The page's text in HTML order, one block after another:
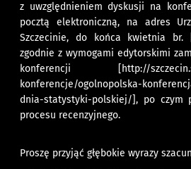
z uwzględnieniem dyskusji na
pocztą elektroniczną, na adres
Szczecinie, do końca kwietnia br.
zgodnie z wymogami edytorskimi
konferencji [http://
konferencje/ogolnopolska-
dnia-statystyki-polskiej/], po czym
procesu recenzyjnego.
Proszę przyjąć głębokie wyrazy